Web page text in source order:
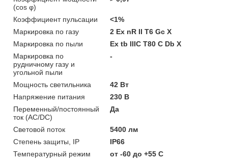
(cos φ)
Коэффициент пульсации
<1%
Маркировка по газу
2 Ex nR II T6 Gc X
Маркировка по пыли
Ex tb IIIC T80 С Db X
Маркировка по
рудничному газу и
угольной пыли
-
Мощность светильника
42 Вт
Напряжение питания
230 В
Переменный/постоянный
ток (AC/DC)
Да
Световой поток
5400 лм
Степень защиты, IP
IP66
Температурный режим
от -60 до +55 C